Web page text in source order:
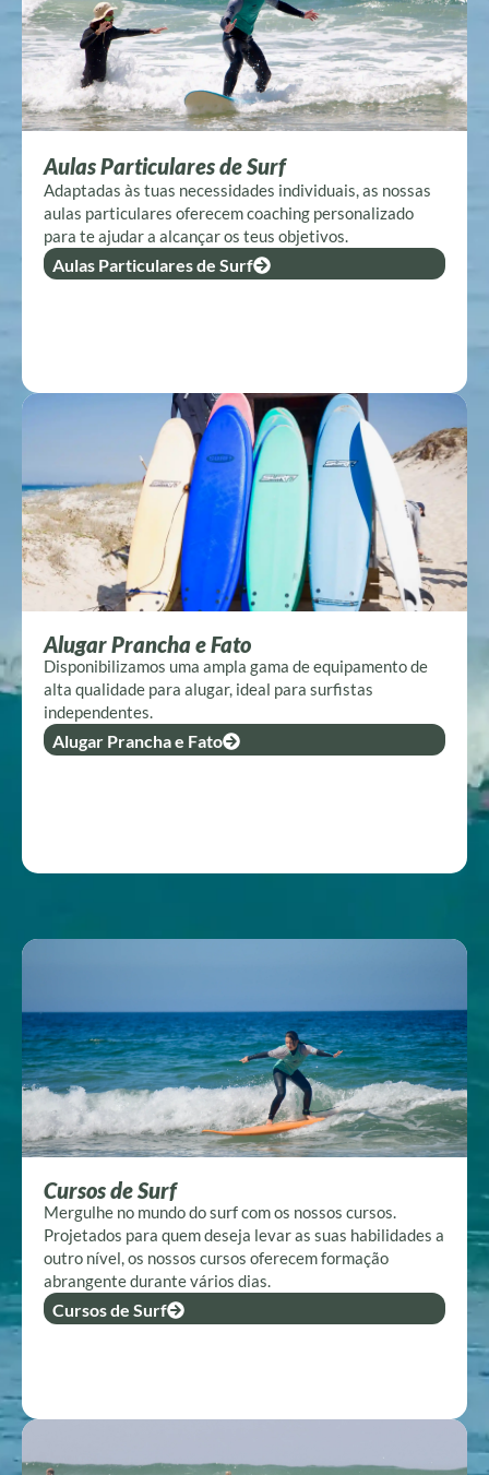
Aulas Particulares de Surf
Adaptadas às tuas necessidades individuais, as nossas
aulas particulares oferecem coaching personalizado
para te ajudar a alcançar os teus objetivos.
Aulas Particulares de Surf
Alugar Prancha e Fato
Disponibilizamos uma ampla gama de equipamento de
alta qualidade para alugar, ideal para surfistas
independentes.
Alugar Prancha e Fato
Cursos de Surf
Mergulhe no mundo do surf com os nossos cursos.
Projetados para quem deseja levar as suas habilidades a
outro nível, os nossos cursos oferecem formação
abrangente durante vários dias.
Cursos de Surf